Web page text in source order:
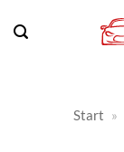
Inhalt
Start »